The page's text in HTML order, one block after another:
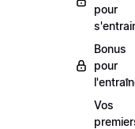
pour
Bonus
pour
Vos